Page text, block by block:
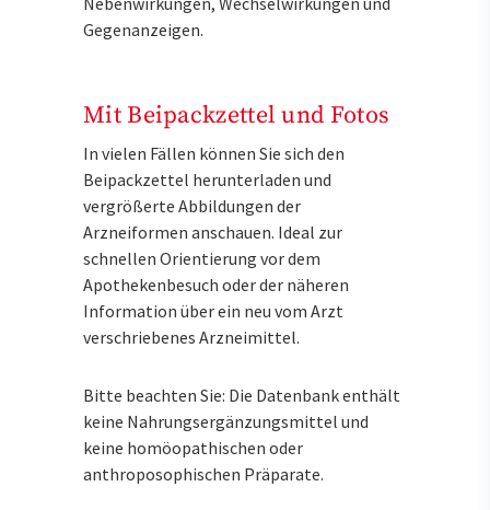
Gegenanzeigen.
Mit Beipackzettel und Fotos
In vielen Fällen können Sie sich den
Beipackzettel herunterladen und
vergrößerte Abbildungen der
Arzneiformen anschauen. Ideal zur
schnellen Orientierung vor dem
Apothekenbesuch oder der näheren
Information über ein neu vom Arzt
verschriebenes Arzneimittel.
Bitte beachten Sie: Die Datenbank enthält
keine Nahrungsergänzungsmittel und
keine homöopathischen oder
anthroposophischen Präparate.